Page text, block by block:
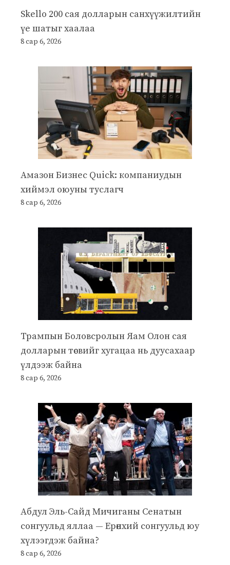
Skello 200 сая долларын санхүүжилтийн
үе шатыг хаалаа
8 сар 6, 2026
Амазон Бизнес Quick: компаниудын
хиймэл оюуны туслагч
8 сар 6, 2026
Трампын Боловсролын Яам Олон сая
долларын төсвийг хугацаа нь дуусахаар
үлдээж байна
8 сар 6, 2026
Абдул Эль-Сайд Мичиганы Сенатын
сонгуульд яллаа — Ерөнхий сонгуульд юу
хүлээгдэж байна?
8 сар 6, 2026